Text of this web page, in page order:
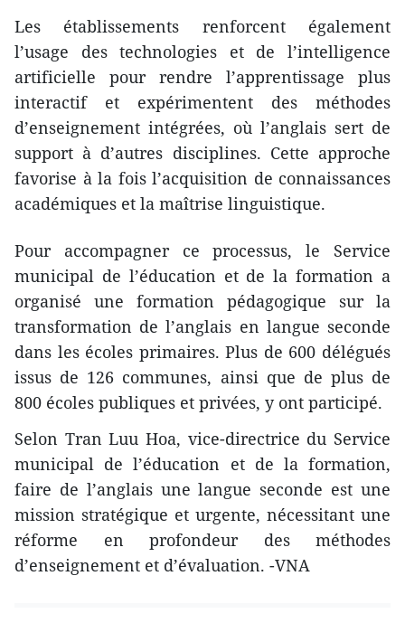
Les établissements renforcent également
l’usage des technologies et de l’intelligence
artificielle pour rendre l’apprentissage plus
interactif et expérimentent des méthodes
d’enseignement intégrées, où l’anglais sert de
support à d’autres disciplines. Cette approche
favorise à la fois l’acquisition de connaissances
académiques et la maîtrise linguistique.
Pour accompagner ce processus, le Service
municipal de l’éducation et de la formation a
organisé une formation pédagogique sur la
transformation de l’anglais en langue seconde
dans les écoles primaires. Plus de 600 délégués
issus de 126 communes, ainsi que de plus de
800 écoles publiques et privées, y ont participé.
Selon Tran Luu Hoa, vice-directrice du Service
municipal de l’éducation et de la formation,
faire de l’anglais une langue seconde est une
mission stratégique et urgente, nécessitant une
réforme en profondeur des méthodes
d’enseignement et d’évaluation. -VNA